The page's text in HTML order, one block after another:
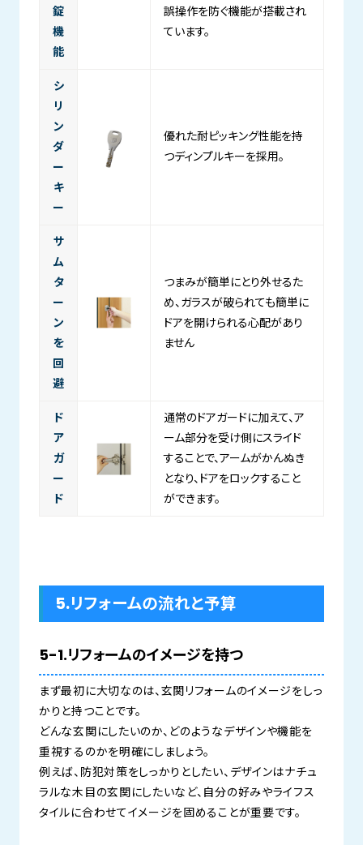
錠
機
能
誤操作を防ぐ機能が搭載され
ています。
シ
リ
ン
ダ
ー
キ
ー
優れた耐ピッキング性能を持
つディンプルキーを採用。
サ
ム
タ
ー
ン
を
回
避
つまみが簡単にとり外せるた
め、ガラスが破られても簡単に
ドアを開けられる心配があり
ません
ド
ア
ガ
ー
ド
通常のドアガードに加えて、ア
ーム部分を受け側にスライド
することで、アームがかんぬき
となり、ドアをロックすること
ができます。
5.リフォームの流れと予算
5-1.リフォームのイメージを持つ
まず最初に大切なのは、玄関リフォームのイメージをしっ
かりと持つことです。
どんな玄関にしたいのか、どのようなデザインや機能を
重視するのかを明確にしましょう。
例えば、防犯対策をしっかりとしたい、デザインはナチュ
ラルな木目の玄関にしたいなど、自分の好みやライフス
タイルに合わせてイメージを固めることが重要です。